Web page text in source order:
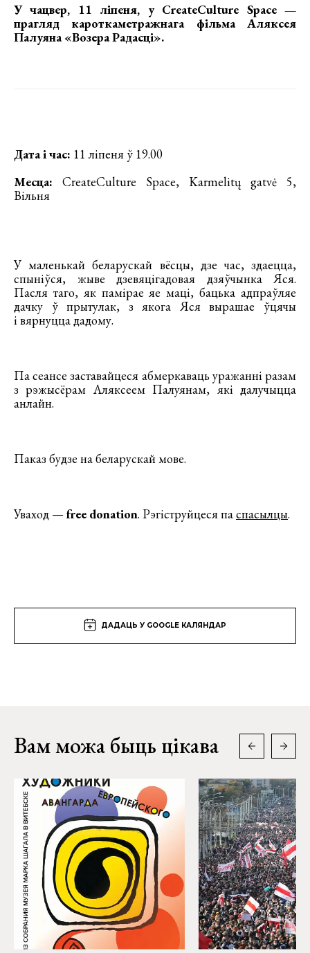
У чацвер, 11 ліпеня, у CreateCulture Space —
прагляд кароткаметражнага фільма Аляксея
Палуяна «Возера Радасці».
Дата і час: 11 ліпеня ў 19.00
Месца: CreateCulture Space, Karmelitų gatvė 5,
Вільня
У маленькай беларускай вёсцы, дзе час, здаецца,
спыніўся, жыве дзевяцігадовая дзяўчынка Яся.
Пасля таго, як памірае яе маці, бацька адпраўляе
дачку ў прытулак, з якога Яся вырашае ўцячы
і вярнуцца дадому.
Па сеансе заставайцеся абмеркаваць уражанні разам
з рэжысёрам Аляксеем Палуянам, які далучыцца
анлайн.
Паказ будзе на беларускай мове.
Уваход —free donation. Рэгіструйцеся паспасылцы.
ДАДАЦЬ У GOOGLE КАЛЯНДАР
Вам можа быць цікава